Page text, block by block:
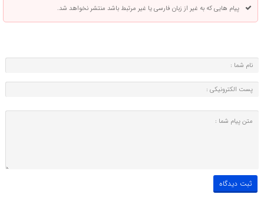
پیام هایی که به غیر از زبان فارسی یا غیر مرتبط باشد منتشر نخواهد شد.